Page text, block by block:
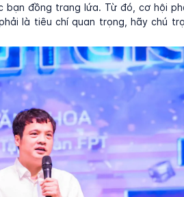
bạn đồng trang lứa. Từ đó, cơ hội
là tiêu chí quan trọng, hãy chú